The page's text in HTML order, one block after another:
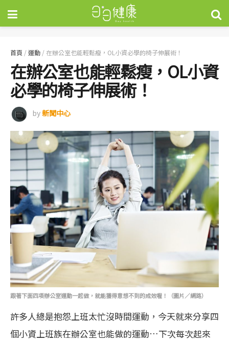
首頁 /運動 / 在辦公室也能輕鬆瘦，OL小資必學的椅子伸展術！
在辦公室也能輕鬆瘦，OL小資
必學的椅子伸展術！
by新聞中心
跟著下面四項辦公室運動一起做，就能獲得意想不到的成效喔！ （圖片／網路）
許多人總是抱怨上班太忙沒時間運動，今天就來分享四
個小資上班族在辦公室也能做的運動…下次每次起來